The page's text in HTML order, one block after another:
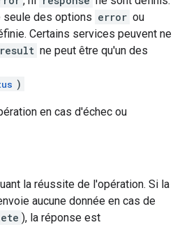
seule des options error ou
Certains services peuvent ne
result ne peut être qu'un des
)
en cas d'échec ou
la réussite de l'opération. Si la
aucune donnée en cas de
), la réponse est